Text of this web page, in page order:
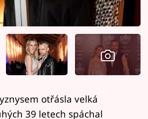
Karlovy Vary
otřásla velká
39 letech spáchal